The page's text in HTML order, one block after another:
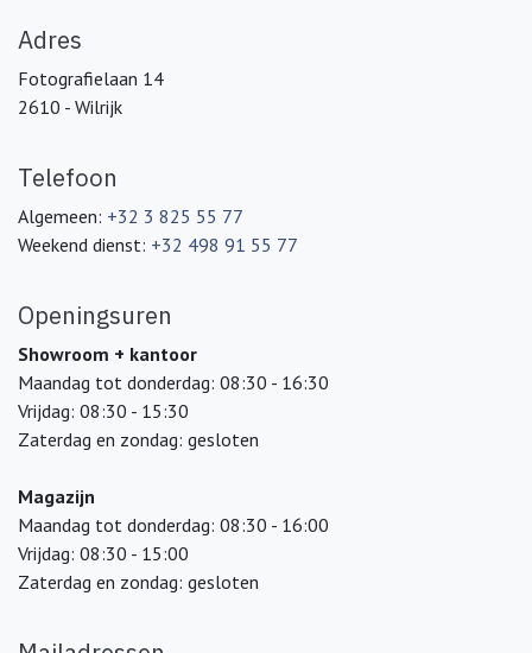
Adres
Fotografielaan 14
2610 - Wilrijk
Telefoon
Algemeen: +32 3 825 55 77
Weekend dienst: +32 498 91 55 77
Openingsuren
Showroom + kantoor
Maandag tot donderdag: 08:30 - 16:30
Vrijdag: 08:30 - 15:30
Zaterdag en zondag: gesloten
Magazijn
Maandag tot donderdag: 08:30 - 16:00
Vrijdag: 08:30 - 15:00
Zaterdag en zondag: gesloten